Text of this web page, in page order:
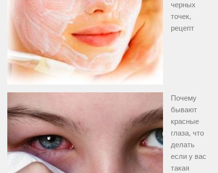
черных
точек,
рецепт
Почему
бывают
красные
глаза, что
делать
если у вас
такая